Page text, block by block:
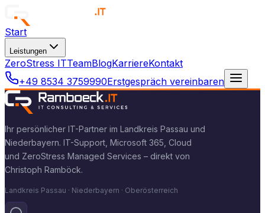
Start
Leistungen
ZeroStress ITTeamBlogKarriereKontakt
+49 8534 3759990Erstgespräch vereinbaren
Ihr persönlicher IT-Partner im Landkreis Passau und
Niederbayern. IT-Support, Microsoft 365, Cloud
und ZeroStress Managed Services – direkt von
Christoph Ramböck.
Landkreis Passau · Niederbayern · Oberösterreich